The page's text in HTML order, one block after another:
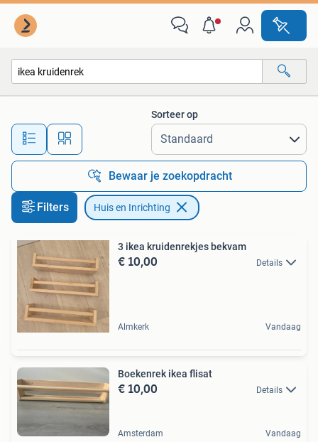
Alle afstanden…
Sorteer op
Bewaar je zoekopdracht
Filters Huis en Inrichting
3 ikea kruidenrekjes bekvam
€ 10,00 Details
Almkerk Vandaag
Boekenrek ikea flisat
€ 10,00 Details
Amsterdam Vandaag